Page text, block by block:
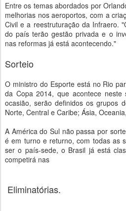
Entre os temas abordados por
melhorias nos aeroportos, com a
Civil e a reestruturação da Infraero.
do país terão gestão privada e o
nas reformas já está acontecendo."
Sorteio
O ministro do Esporte está no Rio
da Copa 2014, que acontece
ocasião, serão definidos os grupos
Norte, Central e Caribe; Ásia,
A América do Sul não passa por
é em turno e returno, com todas as
ser o país-sede, o Brasil já está
competirá nas
Eliminatórias.